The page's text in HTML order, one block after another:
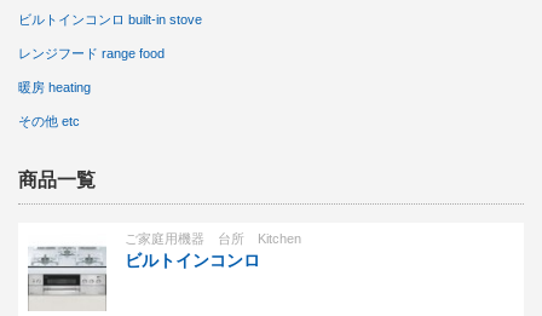
ビルトインコンロ built-in stove
レンジフード range food
暖房 heating
その他 etc
商品一覧
ご家庭用機器 台所 Kitchen
ビルトインコンロ